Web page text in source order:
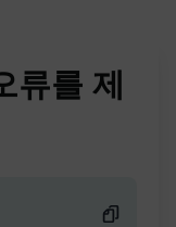
류를 제